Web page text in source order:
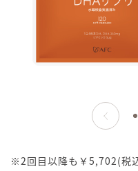
※2回目以降も￥5,702(税